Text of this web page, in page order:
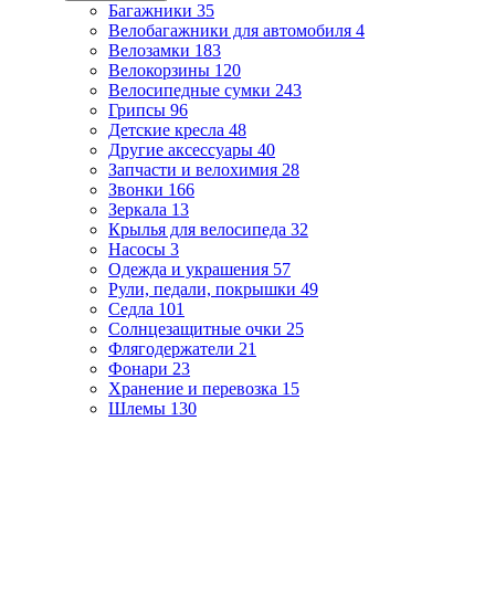
Багажники 35
Велобагажники для автомобиля 4
Велозамки 183
Велокорзины 120
Велосипедные сумки 243
Грипсы 96
Детские кресла 48
Другие аксессуары 40
Запчасти и велохимия 28
Звонки 166
Зеркала 13
Крылья для велосипеда 32
Насосы 3
Одежда и украшения 57
Рули, педали, покрышки 49
Седла 101
Солнцезащитные очки 25
Флягодержатели 21
Фонари 23
Хранение и перевозка 15
Шлемы 130